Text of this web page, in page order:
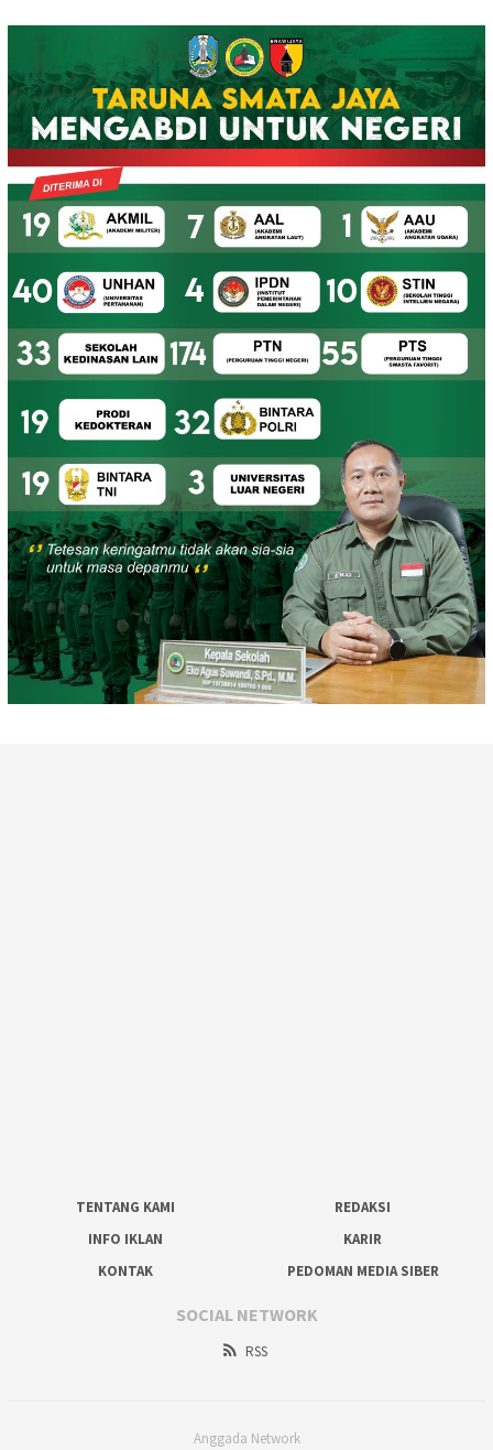
TENTANG KAMI
REDAKSI
INFO IKLAN
KARIR
KONTAK
PEDOMAN MEDIA SIBER
SOCIAL NETWORK
RSS
Anggada Network